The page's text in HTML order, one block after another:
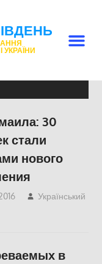
30
стали
нового
Український
в